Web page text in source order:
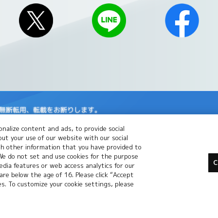
転用、転載をお断りします。
Inc.の商標です。
登録商標です。
です。
content and ads, to provide social
your use of our website with our social
other information that you have provided to
do not set and use cookies for the purpose
features or web access analytics for our
below the age of 16. Please click “Accept
To customize your cookie settings, please